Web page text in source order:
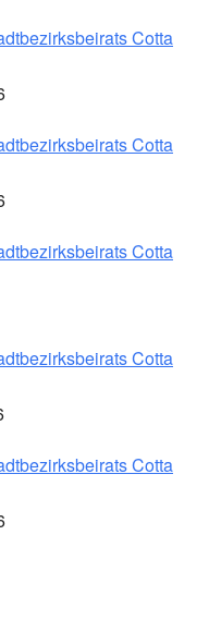
Cotta
Cotta
Cotta
Cotta
Cotta